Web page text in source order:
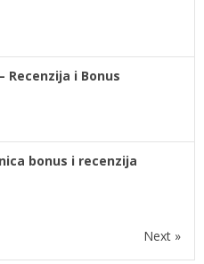
Recenzija i Bonus
bonus i recenzija
Next »